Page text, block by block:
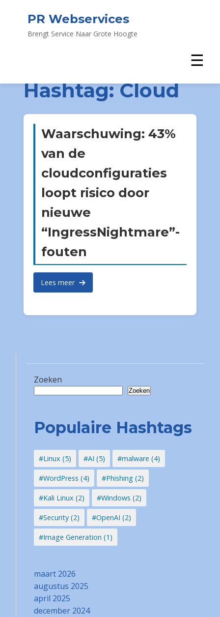
PR Webservices
Brengt Service Naar Grote Hoogte
☰
Hashtag:Cloud
Waarschuwing: 43%
van de
cloudconfiguraties
loopt risico door
nieuwe
“IngressNightmare”-
fouten
Lees meer
Zoeken
Zoeken
Populaire Hashtags
#Linux (5) #AI (5) #malware (4)
#WordPress (4) #Phishing (2)
#Kali Linux (2) #Windows (2)
#Security (2) #OpenAI (2)
#Image Generation (1)
maart 2026
augustus 2025
april 2025
december 2024